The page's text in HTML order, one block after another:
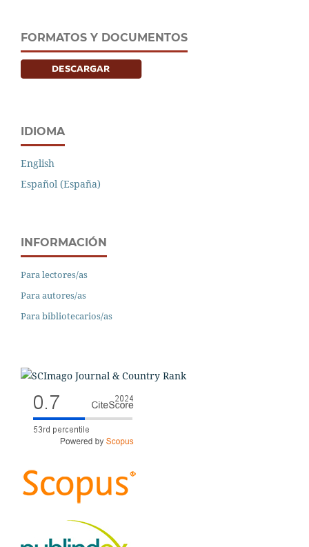
FORMATOS Y DOCUMENTOS
IDIOMA
English
Español (España)
INFORMACIÓN
Para lectores/as
Para autores/as
Para bibliotecarios/as